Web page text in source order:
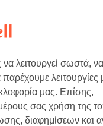
λειτουργεί σωστά, να
παρέχουμε
μας. Επίσης,
σας χρήση της
διαφημίσεων και